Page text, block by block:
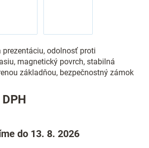
prezentáciu, odolnosť proti
magnetický povrch, stabilná
základňou, bezpečnostný zámok
do 13. 8. 2026